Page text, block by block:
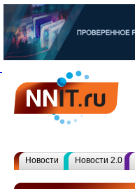
Новости Новости 2.0